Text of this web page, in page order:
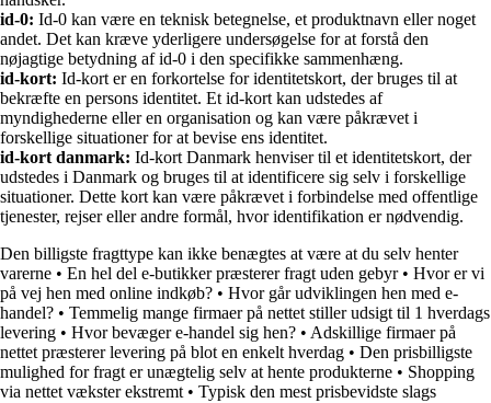
id-0: Id-0 kan være en teknisk betegnelse, et produktnavn eller noget
andet. Det kan kræve yderligere undersøgelse for at forstå den
nøjagtige betydning af id-0 i den specifikke sammenhæng.
id-kort: Id-kort er en forkortelse for identitetskort, der bruges til at
bekræfte en persons identitet. Et id-kort kan udstedes af
myndighederne eller en organisation og kan være påkrævet i
forskellige situationer for at bevise ens identitet.
id-kort danmark: Id-kort Danmark henviser til et identitetskort, der
udstedes i Danmark og bruges til at identificere sig selv i forskellige
situationer. Dette kort kan være påkrævet i forbindelse med offentlige
tjenester, rejser eller andre formål, hvor identifikation er nødvendig.
Den billigste fragttype kan ikke benægtes at være at du selv henter
varerne • En hel del e-butikker præsterer fragt uden gebyr• Hvor er vi
på vej hen med online indkøb? • Hvor går udviklingen hen med e-
handel? • Temmelig mange firmaer på nettet stiller udsigt til 1 hverdags
levering • Hvor bevæger e-handel sig hen? • Adskillige firmaer på
nettet præsterer levering på blot en enkelt hverdag • Den prisbilligste
mulighed for fragt er unægtelig selv at hente produkterne • Shopping
via nettet vækster ekstremt • Typisk den mest prisbevidste slags